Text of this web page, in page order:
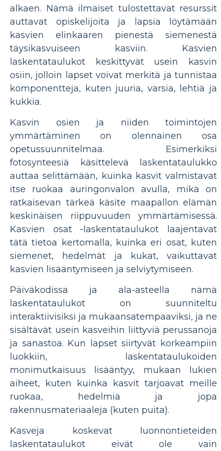
alkaen. Nämä ilmaiset tulostettavat resurssit
auttavat opiskelijoita ja lapsia löytämään
kasvien elinkaaren pienestä siemenestä
täysikasvuiseen kasviin. Kasvien
laskentataulukot keskittyvät usein kasvin
osiin, jolloin lapset voivat merkitä ja tunnistaa
komponentteja, kuten juuria, varsia, lehtiä ja
kukkia.
Kasvin osien ja niiden toimintojen
ymmärtäminen on olennainen osa
opetussuunnitelmaa. Esimerkiksi
fotosynteesiä käsittelevä laskentataulukko
auttaa selittämään, kuinka kasvit valmistavat
itse ruokaa auringonvalon avulla, mikä on
ratkaisevan tärkeä käsite maapallon elämän
keskinäisen riippuvuuden ymmärtämisessä.
Kasvien osat -laskentataulukot laajentavat
tätä tietoa kertomalla, kuinka eri osat, kuten
siemenet, hedelmät ja kukat, vaikuttavat
kasvien lisääntymiseen ja selviytymiseen.
Päiväkodissa ja ala-asteella nämä
laskentataulukot on suunniteltu
interaktiivisiksi ja mukaansatempaaviksi, ja ne
sisältävät usein kasveihin liittyviä perussanoja
ja sanastoa. Kun lapset siirtyvät korkeampiin
luokkiin, laskentataulukoiden
monimutkaisuus lisääntyy, mukaan lukien
aiheet, kuten kuinka kasvit tarjoavat meille
ruokaa, hedelmiä ja jopa
rakennusmateriaaleja (kuten puita).
Kasveja koskevat luonnontieteiden
laskentataulukot eivät ole vain